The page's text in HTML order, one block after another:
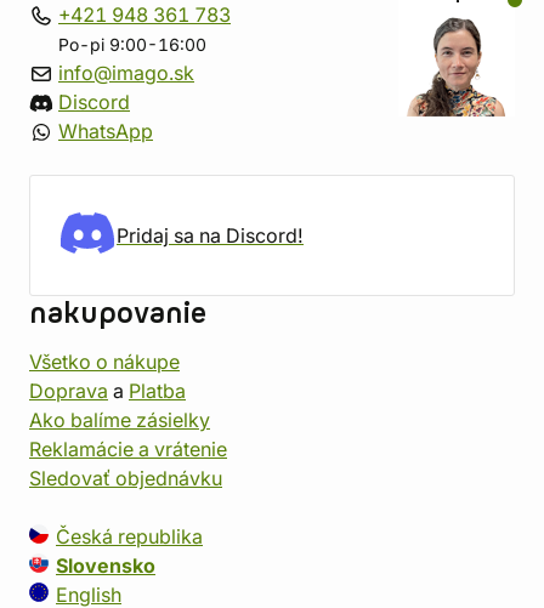
+421 948 361 783
Po-pi 9:00-16:00
info@imago.sk
Discord
WhatsApp
Pridaj sa na Discord!
nakupovanie
Všetko o nákupe
Doprava a Platba
Ako balíme zásielky
Reklamácie a vrátenie
Sledovať objednávku
Česká republika
Slovensko
English